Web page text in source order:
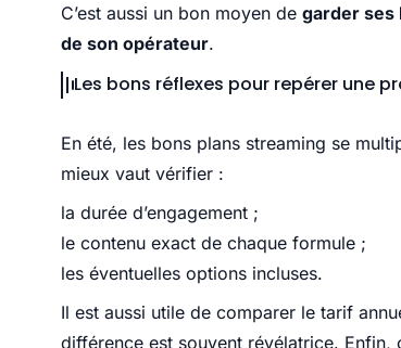
C’est aussi un bon moyen de garder ses
de son opérateur.
Les bons réflexes pour repérer une
En été, les bons plans streaming se
mieux vaut vérifier :
la durée d’engagement ;
le contenu exact de chaque formule ;
les éventuelles options incluses.
Il est aussi utile de comparer le tarif
différence est souvent révélatrice. Enfin,